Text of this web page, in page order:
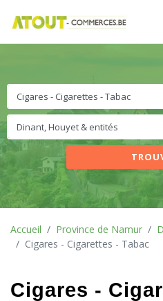
Accueil Province de Namur
Cigares - Cigarettes - Tabac
Cigares -